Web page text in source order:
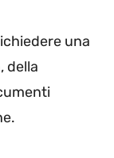
una
della